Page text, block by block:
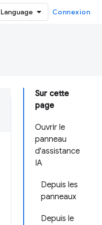
Connexion
Sur cette
page
Ouvrir le
panneau
d'assistance
IA
Depuis les
panneaux
Depuis le